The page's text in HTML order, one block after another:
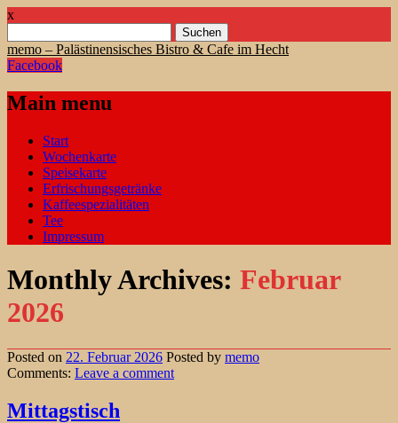
x
nach:
memo – Palästinensisches Bistro & Cafe im Hecht
Facebook
Main menu
Skip
content
Start
Wochenkarte
Speisekarte
Erfrischungsgetränke
Kaffeespezialitäten
Tee
Impressum
Monthly Archives: Februar
2026
Posted on 22. Februar 2026 Posted by memo
Comments: Leave a comment
Mittagstisch